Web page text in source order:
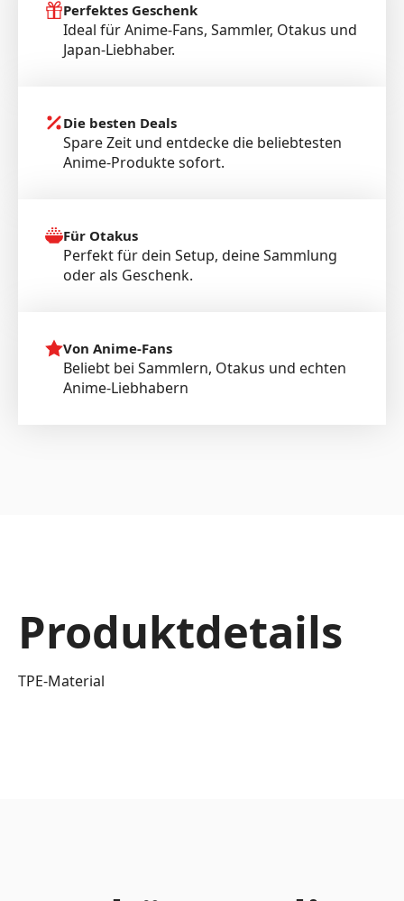
Perfektes Geschenk
Ideal für Anime-Fans, Sammler, Otakus und
Japan-Liebhaber.
Die besten Deals
Spare Zeit und entdecke die beliebtesten
Anime-Produkte sofort.
Für Otakus
Perfekt für dein Setup, deine Sammlung
oder als Geschenk.
Von Anime-Fans
Beliebt bei Sammlern, Otakus und echten
Anime-Liebhabern
Produktdetails
TPE-Material